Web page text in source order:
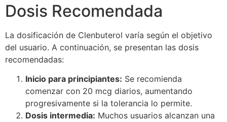
Dosis Recomendada
La dosificación de Clenbuterol varía según el objetivo
del usuario. A continuación, se presentan las dosis
recomendadas:
Inicio para principiantes: Se recomienda
comenzar con 20 mcg diarios, aumentando
progresivamente si la tolerancia lo permite.
Dosis intermedia: Muchos usuarios alcanzan una